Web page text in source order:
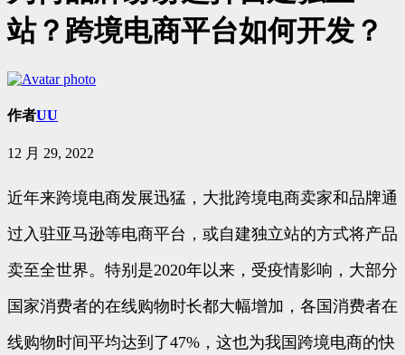
站？跨境电商平台如何开发？
作者UU
12 月 29, 2022
近年来跨境电商发展迅猛，大批跨境电商卖家和品牌通
过入驻亚⻢逊等电商平台，或自建独立站的方式将产品
卖至全世界。特别是2020年以来，受疫情影响，大部分
国家消费者的在线购物时长都大幅增加，各国消费者在
线购物时间平均达到了47%，这也为我国跨境电商的快